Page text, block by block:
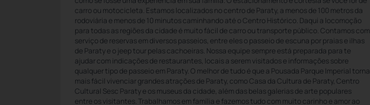
carro ou motocicleta. Estamos localizados no centro de Paraty, a menos de 100 metros da
rodoviária e menos de 10 minutos caminhando até o Centro Histórico. Daqui a locomoção
para todas as regiões da cidade é muito fácil de carro ou transporte público. Contamos com
serviço de reservas em diversos passeios, entre eles o passeio de escuna por praias e ilhas
de Paraty e o jeep tour pelas cachoeiras. Nossa equipe sempre está preparada para te
ajudar com indicações de restaurantes, locais a serem visitados e informações sobre
qualquer tipo de passeio em Paraty. O melhor de tudo é que a Pousada Parque Imperial torna
mais fácil vivenciar grandes atrações de Paraty, como Casa da Cultura de Paraty, Centro
Cultural Sesc Paraty e os museus da cidade, além das belas galerias de arte populares
entre os visitantes. Trabalhamos em família e fazemos tudo com muito carinho e amor ao